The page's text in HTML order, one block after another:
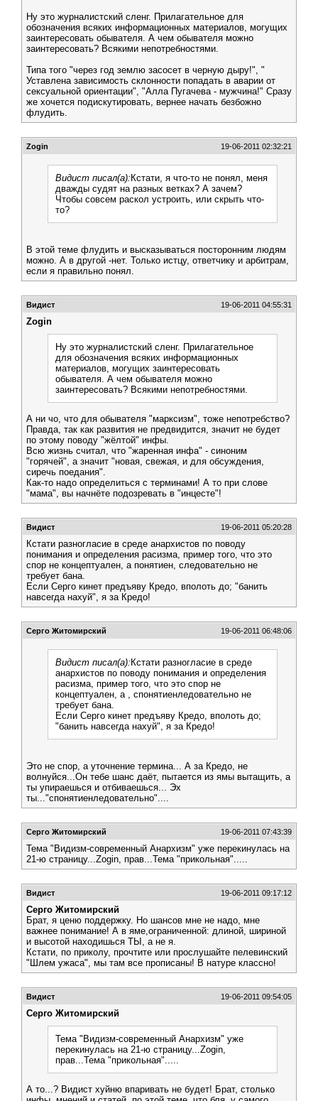
Ну это журналистский сленг. Прилагательное для
обозначения всяких информационных материалов, могущих
заинтересовать обывателя. А чем обывателя можно
заинтересовать? Всякими непотребностями.
Типа того "через год землю засосет в черную дыру!", "
Уставлена зависимость склонности попадать в аварии от
сексуальной ориентации", "Алла Пугачева - мужчина!" Сразу
же хочется подискутировать, вернее начать безбожно
флудить.
Zogin 19-06-2011 02:32:21
Видист писал(а): Кстати, я что-то не понял, меня
дважды судят на разных ветках? А зачем?
Чтобы совсем раскол устроить, или скрыть что-
то?
В этой теме флудить и высказываться посторонним людям
можно. А в другой -нет. Только истцу, ответчику и арбитрам,
если я правильно понял.
Видист 19-06-2011 04:55:31
Zogin
Ну это журналистский сленг. Прилагательное
для обозначения всяких информационных
материалов, могущих заинтересовать
обывателя. А чем обывателя можно
заинтересовать? Всякими непотребностями.
А ни чо, что для обывателя "марксизм", тоже непотребство?
Правда, так как развития не предвидится, значит не будет
по этому поводу "жёлтой" инфы.
Всю жизнь считал, что "жаренная инфа" - синоним
"горячей", а значит "новая, свежая, и для обсуждения,
сиречь поедания".
Как-то надо определиться с терминами! А то при слове
"мама", вы начнёте подозревать в "инцесте"!
Видист 19-06-2011 05:20:28
Кстати разногласие в среде анархистов по поводу
понимания и определения расизма, пример того, что это
спор не концептуален, а понятиен, следовательно не
требует бана.
Если Серго кинет предъяву Кредо, вполоть до; "банить
навсегда нахуй", я за Кредо!
Серго Житомирский 19-06-2011 06:48:06
Видист писал(а): Кстати разногласие в среде
анархистов по поводу понимания и определения
расизма, пример того, что это спор не
концептуален, а , спонятиенледовательно не
требует бана.
Если Серго кинет предъяву Кредо, вполоть до;
"банить навсегда нахуй", я за Кредо!
Это не спор, а уточнение термина... А за Кредо, не
волнуйся...Он тебе шанс даёт, пытается из ямы вытащить, а
ты упираешься и отбиваешься... Эх
ты..."спонятиенледовательно"....
Серго Житомирский 19-06-2011 07:43:39
Тема "Видизм-современный Анархизм" уже перекинулась на
21-ю страницу...Zogin, прав...Тема "прикольная".....
Видист 19-06-2011 09:17:12
Серго Житомирский
Брат, я ценю поддержку. Но шансов мне не надо, мне
важнее понимание! А в яме,ограниченной: длиной, шириной
и высотой находишься ТЫ, а не я.
Кстати, по приколу, прочтите или прослушайте пелевинский
"Шлем ужаса", мы там все прописаны! В натуре классно!
Видист 19-06-2011 09:54:05
Серго Житомирский
Тема "Видизм-современный Анархизм" уже
перекинулась на 21-ю страницу...Zogin,
прав...Тема "прикольная".....
А то...? Видист хуйню впаривать не будет! Брат, столько